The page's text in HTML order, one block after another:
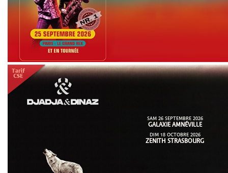
SAM 26 SEPTEMBRE 2026
GALAXIE AMNÉVILLE
DIM 18 OCTOBRE 2026
ZENITH STRASBOURG